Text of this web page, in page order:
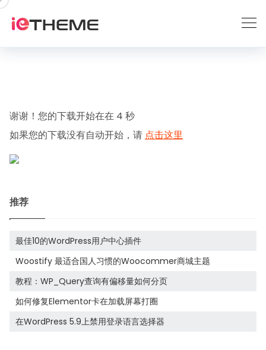
跳
谢谢！您的下载开始在在 3秒
如果您的下载没有自动开始，请 点击这里
推荐
最佳10的WordPress用户中心插件
Woostify 最适合国人习惯的Woocommer商城主题
教程：WP_Query查询有偏移量如何分页
如何修复Elementor卡在加载屏幕打圈
在WordPress 5.9上禁用登录语言选择器